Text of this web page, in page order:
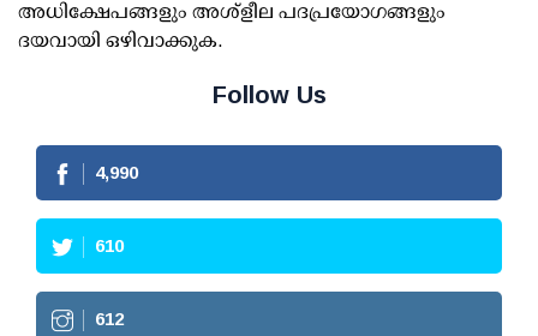
അധിക്ഷേപങ്ങളും അശ്‌ളീല പദപ്രയോഗങ്ങളും
ദയവായി ഒഴിവാക്കുക.
Follow Us
4,990
610
612